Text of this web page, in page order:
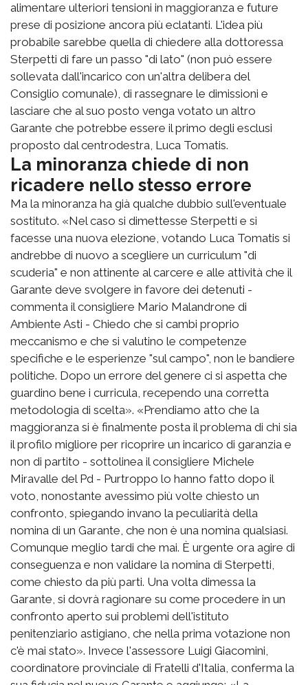
alimentare ulteriori tensioni in maggioranza e future
prese di posizione ancora più eclatanti. L'idea più
probabile sarebbe quella di chiedere alla dottoressa
Sterpetti di fare un passo "di lato" (non può essere
sollevata dall'incarico con un'altra delibera del
Consiglio comunale), di rassegnare le dimissioni e
lasciare che al suo posto venga votato un altro
Garante che potrebbe essere il primo degli esclusi
proposto dal centrodestra, Luca Tomatis.
La minoranza chiede di non
ricadere nello stesso errore
Ma la minoranza ha già qualche dubbio sull'eventuale
sostituto. «Nel caso si dimettesse Sterpetti e si
facesse una nuova elezione, votando Luca Tomatis si
andrebbe di nuovo a scegliere un curriculum "di
scuderia" e non attinente al carcere e alle attività che il
Garante deve svolgere in favore dei detenuti -
commenta il consigliere Mario Malandrone di
Ambiente Asti - Chiedo che si cambi proprio
meccanismo e che si valutino le competenze
specifiche e le esperienze "sul campo", non le bandiere
politiche. Dopo un errore del genere ci si aspetta che
guardino bene i curricula, recependo una corretta
metodologia di scelta». «Prendiamo atto che la
maggioranza si è finalmente posta il problema di chi sia
il profilo migliore per ricoprire un incarico di garanzia e
non di partito - sottolinea il consigliere Michele
Miravalle del Pd - Purtroppo lo hanno fatto dopo il
voto, nonostante avessimo più volte chiesto un
confronto, spiegando invano la peculiarità della
nomina di un Garante, che non è una nomina qualsiasi.
Comunque meglio tardi che mai. È urgente ora agire di
conseguenza e non validare la nomina di Sterpetti,
come chiesto da più parti. Una volta dimessa la
Garante, si dovrà ragionare su come procedere in un
confronto aperto sui problemi dell'istituto
penitenziario astigiano, che nella prima votazione non
c'è mai stato». Invece l'assessore Luigi Giacomini,
coordinatore provinciale di Fratelli d'Italia, conferma la